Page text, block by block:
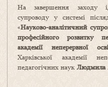
На завершення заходу
супроводу у системі
«Науково-аналітичний
професійного розвитку
академії неперервної
Харківської академії
педагогічних наук Людмила